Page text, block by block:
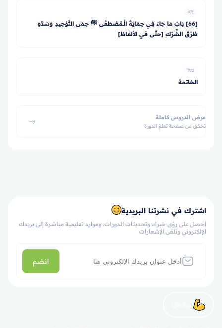
#71
[66] بَابُ مَا جَاءَ فِي حِمَايَةَ الْـمُصْطَفَى ﷺ حِمَى التَّوْحِيدِ وَسَدِّهِ
طُرُقَ الشِّرْكِ [حتَّى في الألفاظ]
#72
الخاتمة
عرض الدروس كاملة
تحقق من صفحة تعلم الدورة
اشترك في نشرتنا البريدية
احصل على رؤى خبراء، وتحديثات الدورات، وموارد تعليمية مباشرة إلى بريدك
الإلكتروني وتلقى الإشعارات
انضم